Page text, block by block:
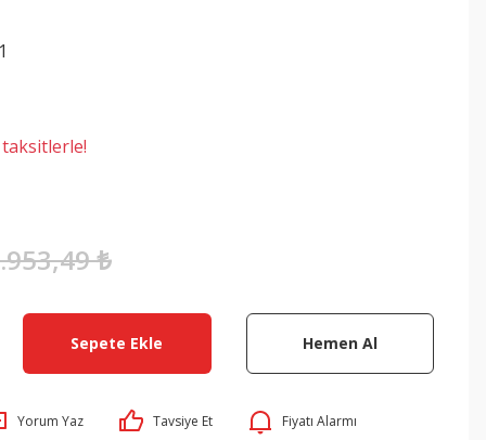
₺
Sepete Ekle Hemen Al
Yorum Yaz Tavsiye Et Fiyatı Alarmı